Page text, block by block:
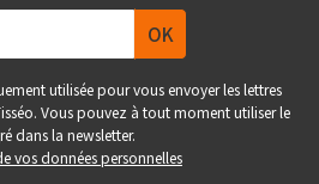
utilisée pour vous envoyer les lettres
Vous pouvez à tout moment utiliser le
dans la newsletter.
vos données personnelles